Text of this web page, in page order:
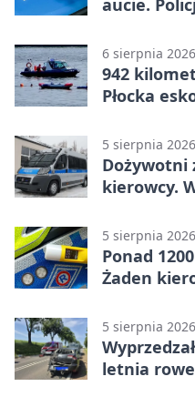
6 sierpnia 2026
942
Płocka
5 sierpnia 2026
Dożywotni
kierowcy.
5 sierpnia 2026
Ponad
Żaden
5 sierpnia 2026
letnia